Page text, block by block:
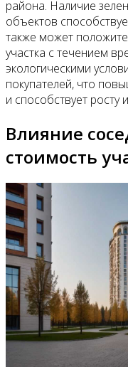
района. Наличие
объектов
также может
участка с течением
экологическими
покупателей, что
и способствует росту
Влияние
стоимость